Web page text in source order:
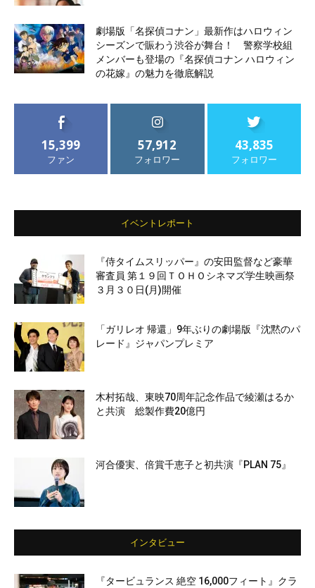
劇場版「名探偵コナン」最新作はハロウィン
シーズンで賑わう渋谷が舞台！ 警察学校組
メンバーも登場の『名探偵コナン ハロウィン
の花嫁』の魅力を徹底解説
15,399
ファン
57,912
フォロワー
43,835
フォロワー
イベントレポート
『侍タイムスリッパー』の安田監督など豪華
審査員 第１９回ＴＯＨＯシネマズ学生映画祭
３月３０日(月)開催
「ガリレオ 帰還」9年ぶりの劇場版『沈黙のパ
レード』ジャパンプレミア
木村拓哉、東映70周年記念作品で綾瀬はるか
と共演 総製作費20億円
河合優実、倍賞千恵子と初共演『PLAN 75』
インタビュー
『タービュランス 絶空 16,000フィート』クラ